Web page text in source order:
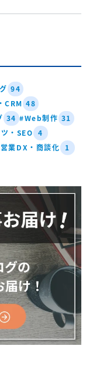
94
CRM 48
34 #Web制作 31
・SEO 4
業DX・商談化 1